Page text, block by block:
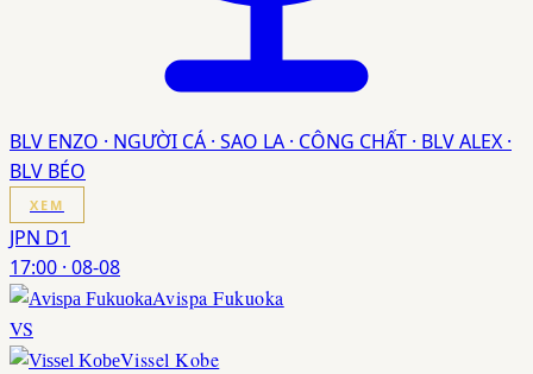
BLV ENZO · NGƯỜI CÁ · SAO LA · CÔNG CHẤT · BLV ALEX ·
BLV BÉO
XEM
JPN D1
17:00 · 08-08
Avispa Fukuoka
VS
Vissel Kobe